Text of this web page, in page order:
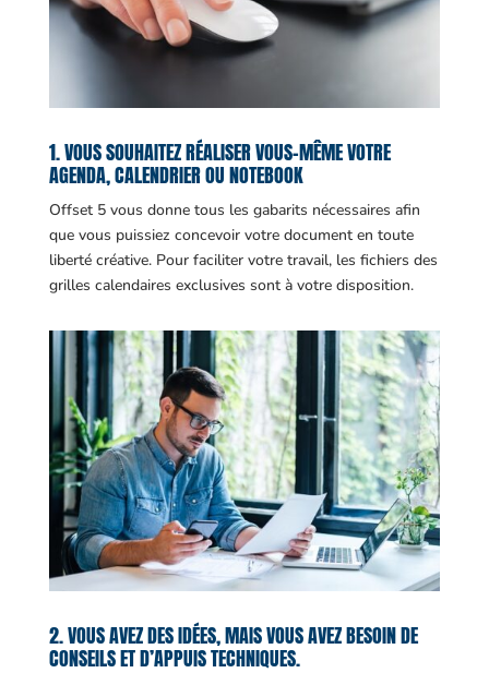
1. VOUS SOUHAITEZ RÉALISER VOUS-MÊME VOTRE
AGENDA, CALENDRIER OU NOTEBOOK
Offset 5 vous donne tous les gabarits nécessaires afin
que vous puissiez concevoir votre document en toute
liberté créative. Pour faciliter votre travail, les fichiers des
grilles calendaires exclusives sont à votre disposition.
2. VOUS AVEZ DES IDÉES, MAIS VOUS AVEZ BESOIN DE
CONSEILS ET D’APPUIS TECHNIQUES.